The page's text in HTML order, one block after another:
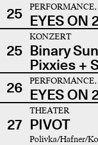
25 EYES ON
25
KONZERT
Binary
Pixxies +
26 EYES ON
27
THEATER
PIVOT
Polivka/Hafner/